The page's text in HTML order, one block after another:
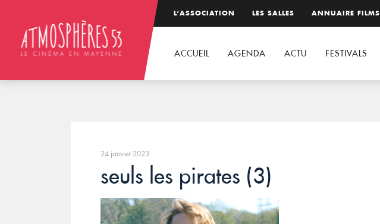
L’ASSOCIATION LES SALLES ANNUAIRE FILMS
ACCUEIL AGENDA ACTU FESTIVALS
24 janvier 2023
seuls les pirates (3)